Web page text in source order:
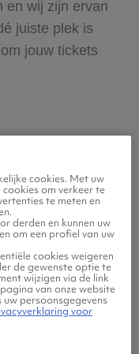
en wij zijn ervan
juiste plek is
jouw tickets
voor
cookies. Met uw
om verkeer te
te meten en
derden en kunnen uw
om een profiel van uw
cookies weigeren
de gewenste optie te
wijzigen via de link
van onze website
uw persoonsgegevens
voor